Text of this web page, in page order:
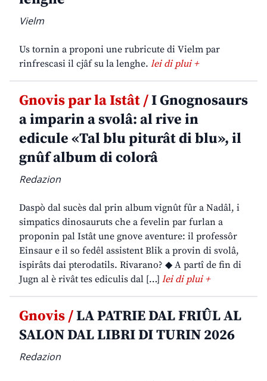
Vielm
Us tornin a proponi une rubricute di Vielm par
rinfrescasi il cjâf su la lenghe. lei di plui +
Gnovis par la Istât /I Gnognosaurs
a imparin a svolâ: al rive in
edicule «Tal blu piturât di blu», il
gnûf album di colorâ
Redazion
Daspò dal sucès dal prin album vignût fûr a Nadâl, i
simpatics dinosauruts che a fevelin par furlan a
proponin pal Istât une gnove aventure: il professôr
Einsaur e il so fedêl assistent Blik a provin di svolâ,
ispirâts dai pterodatils. Rivarano? ◆ A partî de fin di
Jugn al è rivât tes ediculis dal […] lei di plui +
Gnovis /LA PATRIE DAL FRIÛL AL
SALON DAL LIBRI DI TURIN 2026
Redazion